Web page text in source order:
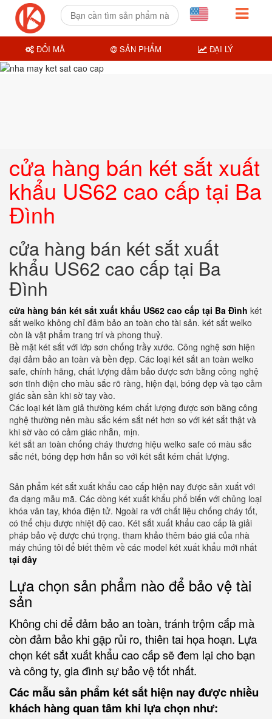
cửa hàng bán két sắt xuất
khẩu US62 cao cấp tại Ba
Đình
cửa hàng bán két sắt xuất
khẩu US62 cao cấp tại Ba
Đình
cửa hàng bán két sắt xuất khẩu US62 cao cấp tại Ba Đình két
sắt welko không chỉ đảm bảo an toàn cho tài sản. két sắt welko
còn là vật phẩm trang trí và phong thuỷ.
Bề mặt két sắt với lớp sơn chống trầy xước. Công nghệ sơn hiện
đại đảm bảo an toàn và bền đẹp. Các loại két sắt an toàn welko
safe, chính hãng, chất lượng đảm bảo được sơn bằng công nghệ
sơn tĩnh điện cho màu sắc rõ ràng, hiện đại, bóng đẹp và tạo cảm
giác sần sần khi sờ tay vào.
Các loại két làm giả thường kém chất lượng được sơn bằng công
nghệ thường nên màu sắc kém sắt nét hơn so với két sắt thật và
khi sờ vào có cảm giác nhẵn, mịn.
két sắt an toàn chống cháy thương hiệu welko safe có màu sắc
sắc nét, bóng đẹp hơn hẳn so với két sắt kém chất lượng.
Sản phẩm két sắt xuất khẩu cao cấp hiện nay được sản xuất với
đa dạng mẫu mã. Các dòng két xuất khẩu phổ biến với chủng loại
khóa vân tay, khóa điện tử. Ngoài ra với chất liệu chống cháy tốt,
có thể chịu được nhiệt độ cao. Két sắt xuất khẩu cao cấp là giải
pháp bảo vệ được chú trọng. tham khảo thêm báo giá của nhà
máy chúng tôi để biết thêm về các model két xuất khẩu mới nhất
tại đây
Lựa chọn sản phẩm nào để bảo vệ tài
sản
Không chi để đảm bảo an toàn, tránh trộm cắp mà
còn đảm bảo khi gặp rủi ro, thiên tai họa hoạn. Lựa
chọn két sắt xuất khẩu cao cấp sẽ đem lại cho bạn
và công ty, gia đình sự bảo vệ tốt nhất.
Các mẫu sản phẩm két sắt hiện nay được nhiều
khách hàng quan tâm khi lựa chọn như:
ĐỔI MÃ SẢN PHẨM ĐẠI LÝ